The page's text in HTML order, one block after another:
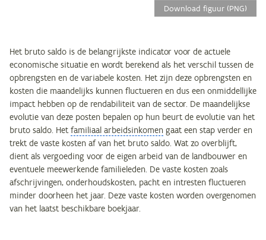
Download figuur (PNG)
Het bruto saldo is de belangrijkste indicator voor de actuele
economische situatie en wordt berekend als het verschil tussen de
opbrengsten en de variabele kosten. Het zijn deze opbrengsten en
kosten die maandelijks kunnen fluctueren en dus een onmiddellijke
impact hebben op de rendabiliteit van de sector. De maandelijkse
evolutie van deze posten bepalen op hun beurt de evolutie van het
bruto saldo. Hetfamiliaal arbeidsinkomen gaat een stap verder en
trekt de vaste kosten af van het bruto saldo. Wat zo overblijft,
dient als vergoeding voor de eigen arbeid van de landbouwer en
eventuele meewerkende familieleden. De vaste kosten zoals
afschrijvingen, onderhoudskosten, pacht en intresten fluctueren
minder doorheen het jaar. Deze vaste kosten worden overgenomen
van het laatst beschikbare boekjaar.